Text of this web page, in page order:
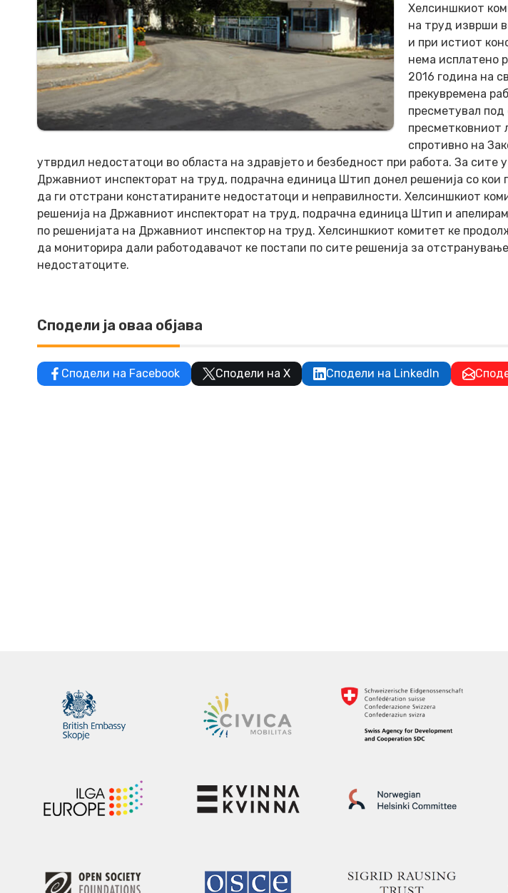
Хелсиншкиот
на труд изврши
и при истиот
нема исплатено
2016 година на
прекувремена
пресметувал под
пресметковниот
спротивно на
утврдил недостатоци во областа на здравјето и безбедност при работа. За сите
Државниот инспекторат на труд, подрачна единица Штип донел решенија со кои
да ги отстрани констатираните недостатоци и неправилности. Хелсиншкиот
решенија на Државниот инспекторат на труд, подрачна единица Штип и
по решенијата на Државниот инспектор на труд. Хелсиншкиот комитет ке
да мониторира дали работодавачот ке постапи по сите решенија за
недостатоците.
Сподели ја оваа објава
Сподели на Facebook Сподели на X Сподели на LinkedIn